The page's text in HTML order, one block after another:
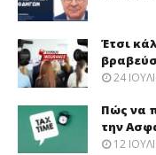
Έτσι
24
Πώς να
την
12